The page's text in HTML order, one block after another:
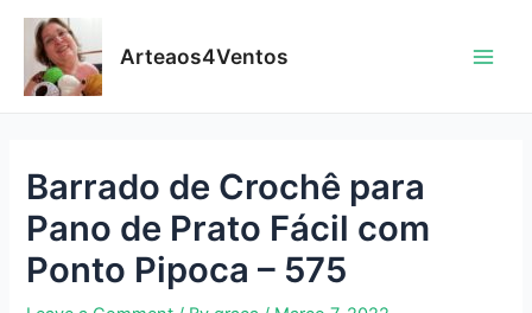
content
Arteaos4Ventos
Barrado de Crochê para
Pano de Prato Fácil com
Ponto Pipoca – 575